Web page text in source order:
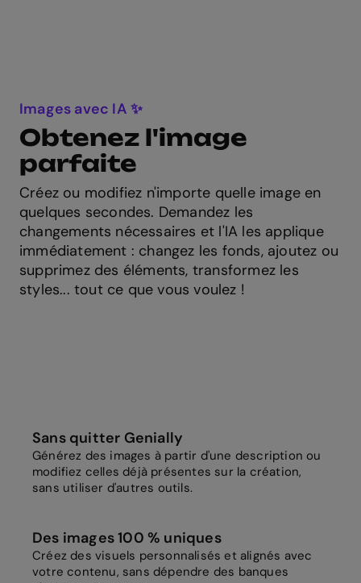
Images avec IA ✨
Obtenez l'image
parfaite
Créez ou modifiez n'importe quelle image en
quelques secondes. Demandez les
changements nécessaires et l'IA les applique
immédiatement : changez les fonds, ajoutez ou
supprimez des éléments, transformez les
styles... tout ce que vous voulez !
Sans quitter Genially
Générez des images à partir d'une description ou
modifiez celles déjà présentes sur la création,
sans utiliser d'autres outils.
Des images 100 % uniques
Créez des visuels personnalisés et alignés avec
votre contenu, sans dépendre des banques